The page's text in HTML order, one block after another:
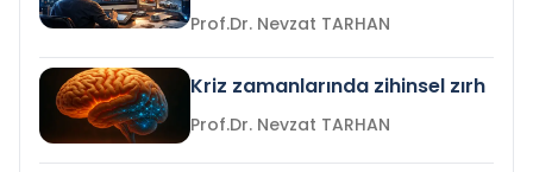
Prof.Dr. Nevzat TARHAN
Kriz zamanlarında zihinsel zırh
Prof.Dr. Nevzat TARHAN